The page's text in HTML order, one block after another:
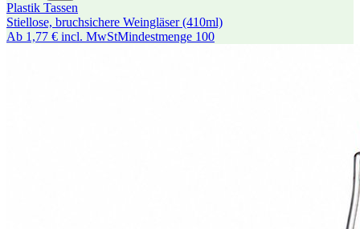
Plastik Tassen
Stiellose, bruchsichere Weingläser (410ml)
Ab 1,77 € incl. MwStMindestmenge 100